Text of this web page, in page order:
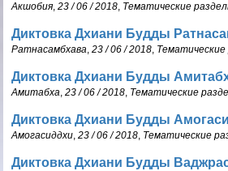
Акшобия, 23 / 06 / 2018, Тематические
Диктовка Дхиани Будды
Ратнасамбхава, 23 / 06 / 2018,
Диктовка Дхиани Будды
Амитабха, 23 / 06 / 2018, Тематические
Диктовка Дхиани Будды
Амогасиддхи, 23 / 06 / 2018, Тематические
Диктовка Дхиани Будды